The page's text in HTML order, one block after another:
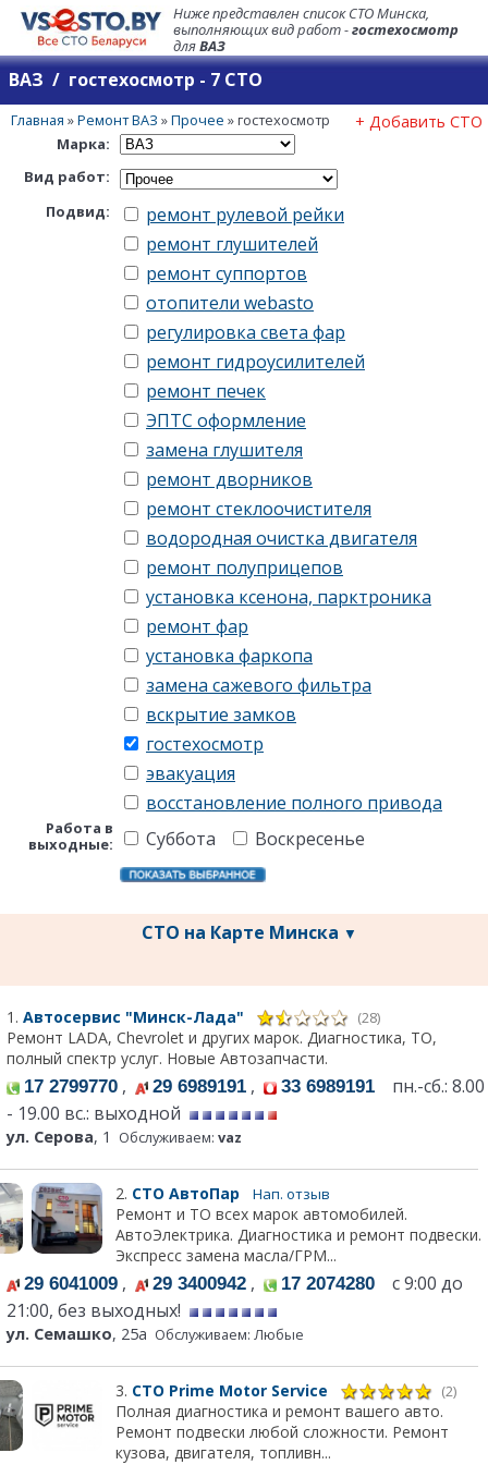
Ниже представлен список СТО Минска,
выполняющих вид работ -гостехосмотр
дляВАЗ
ВАЗ / гостехосмотр - 7 СТО
Главная »Ремонт ВАЗ »Прочее »гостехосмотр + Добавить СТО
Марка:
Вид работ:
Подвид:
ремонт рулевой рейки
ремонт глушителей
ремонт суппортов
отопители webasto
регулировка света фар
ремонт гидроусилителей
ремонт печек
ЭПТС оформление
замена глушителя
ремонт дворников
ремонт стеклоочистителя
водородная очистка двигателя
ремонт полуприцепов
установка ксенона, парктроника
ремонт фар
установка фаркопа
замена сажевого фильтра
вскрытие замков
гостехосмотр
эвакуация
восстановление полного привода
Работа в
выходные:
Суббота Воскресенье
СТО на Карте Минска ▼
1. Автосервис "Минск-Лада" (28)
Ремонт LADA, Chevrolet и других марок. Диагностика, ТО,
полный спектр услуг. Новые Автозапчасти.
17 2799770 , 29 6989191 , 33 6989191 пн.-сб.: 8.00
- 19.00 вс.: выходной
ул. Серова, 1 Обслуживаем: vaz
2. СТО АвтоПар Нап. отзыв
Ремонт и ТО всех марок автомобилей.
АвтоЭлектрика. Диагностика и ремонт подвески.
Экспресс замена масла/ГРМ...
29 6041009 , 29 3400942 , 17 2074280 с 9:00 до
21:00, без выходных!
ул. Семашко, 25а Обслуживаем: Любые
3. СТО Prime Motor Service (2)
Полная диагностика и ремонт вашего авто.
Ремонт подвески любой сложности. Ремонт
кузова, двигателя, топливн...